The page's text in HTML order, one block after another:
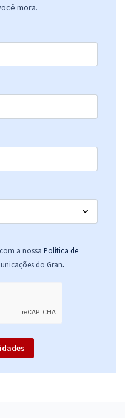
mora.
a nossa Política de
do Gran.